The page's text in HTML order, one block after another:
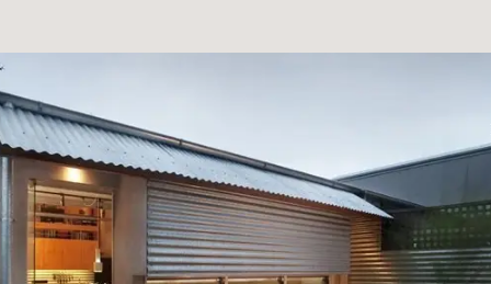
Descreva aqui seu projeto e necessidade
que nós iremos avaliar e propor a melhor
solução.